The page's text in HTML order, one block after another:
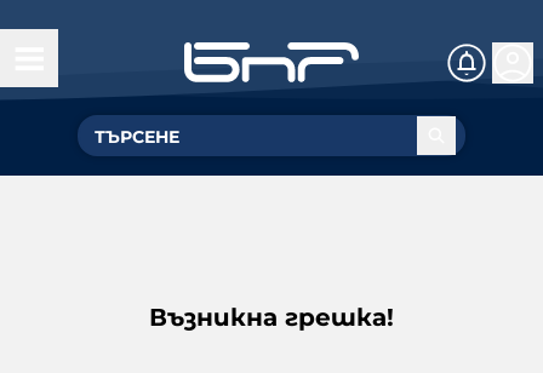
Възникна грешка!